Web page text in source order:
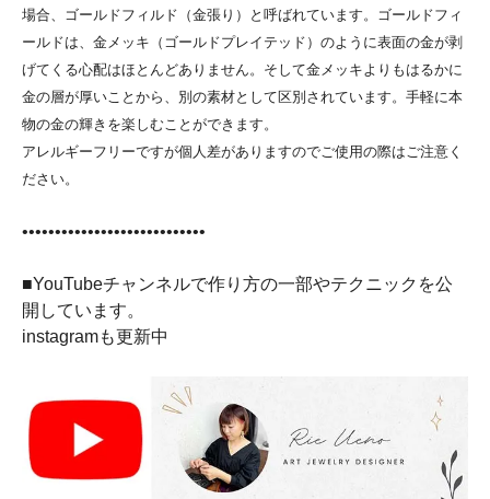
場合、ゴールドフィルド（金張り）と呼ばれています。ゴールドフィ
ールドは、金メッキ（ゴールドプレイテッド）のように表面の金が剥
げてくる心配はほとんどありません。そして金メッキよりもはるかに
金の層が厚いことから、別の素材として区別されています。手軽に本
物の金の輝きを楽しむことができます。
アレルギーフリーですが個人差がありますのでご使用の際はご注意く
ださい。
••••••••••••••••••••••••••••
■YouTubeチャンネルで作り方の一部やテクニックを公
開しています。
instagramも更新中